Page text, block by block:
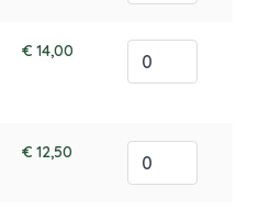
€ 14,00
€ 12,50